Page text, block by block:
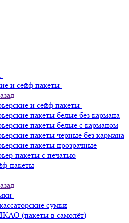
и сейф пакеты
и сейф пакеты
пакеты белые без кармана
пакеты белые с карманом
пакеты черные без кармана
пакеты прозрачные
пакеты с печатью
пакеты
сумки
(пакеты в самолёт)